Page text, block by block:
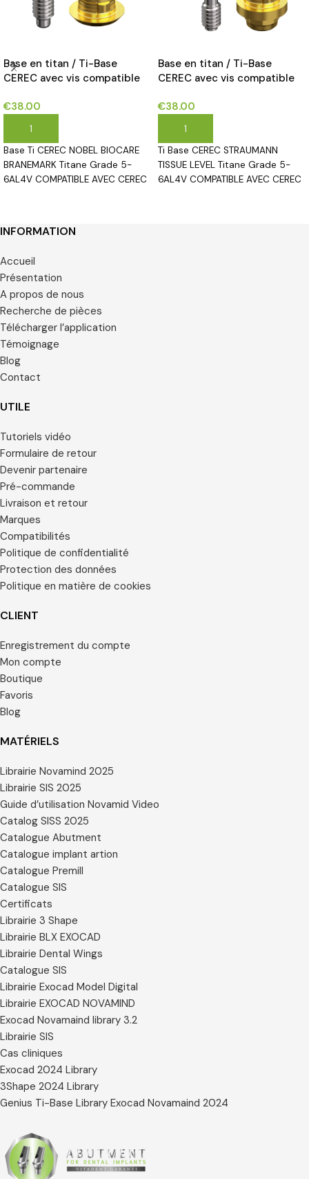
Base en titan / Ti-Base
CEREC avec vis compatible
BRANEMARK® implants*
€38.00
AJOUTER AU PANIER
Base Ti CEREC NOBEL BIOCARE
BRANEMARK Titane Grade 5-
6AL4V COMPATIBLE AVEC CEREC
Base en titan / Ti-Base
CEREC avec vis compatible
LEVEL® implants*
€38.00
AJOUTER AU PANIER
Ti Base CEREC STRAUMANN
TISSUE LEVEL Titane Grade 5-
6AL4V COMPATIBLE AVEC CEREC
INFORMATION
Accueil
Présentation
A propos de nous
Recherche de pièces
Télécharger l’application
Témoignage
Blog
Contact
UTILE
Tutoriels vidéo
Formulaire de retour
Devenir partenaire
Pré-commande
Livraison et retour
Marques
Compatibilités
Politique de confidentialité
Protection des données
Politique en matière de cookies
CLIENT
Enregistrement du compte
Mon compte
Boutique
Favoris
Blog
MATÉRIELS
Librairie Novamind 2025
Librairie SIS 2025
Guide d’utilisation Novamid Video
Catalog SISS 2025
Catalogue Abutment
Catalogue implant artion
Catalogue Premill
Catalogue SIS
Certificats
Librairie 3 Shape
Librairie BLX EXOCAD
Librairie Dental Wings
Catalogue SIS
Librairie Exocad Model Digital
Librairie EXOCAD NOVAMIND
Exocad Novamaind library 3.2
Librairie SIS
Cas cliniques
Exocad 2024 Library
3Shape 2024 Library
Genius Ti-Base Library Exocad Novamaind 2024